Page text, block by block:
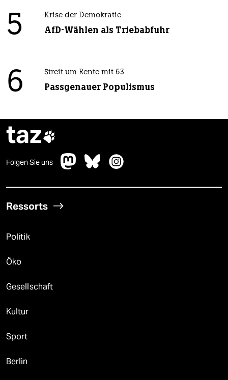
5 Krise der Demokratie
AfD-Wählen als Triebabfuhr
6 Streit um Rente mit 63
Passgenauer Populismus
taz
Folgen Sie uns
Ressorts
Politik
Öko
Gesellschaft
Kultur
Sport
Berlin